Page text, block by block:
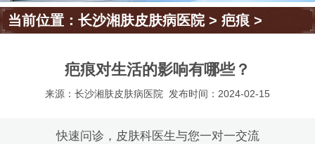
当前位置：长沙湘肤皮肤病医院>疤痕 >
疤痕对生活的影响有哪些？
来源：长沙湘肤皮肤病医院 发布时间：2024-02-15
快速问诊，皮肤科医生与您一对一交流